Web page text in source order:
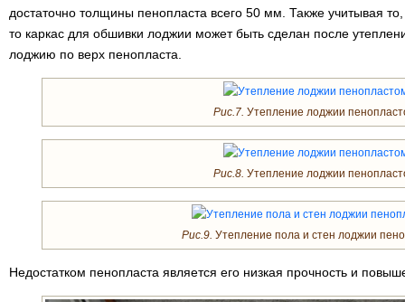
достаточно толщины пенопласта всего 50 мм. Также учитывая
то каркас для обшивки лоджии может быть сделан после
лоджию по верх пенопласта.
Рис.7. Утепление лоджии
Рис.8. Утепление лоджии
Рис.9. Утепление пола и стен лоджии
Недостатком пенопласта является его низкая прочность и